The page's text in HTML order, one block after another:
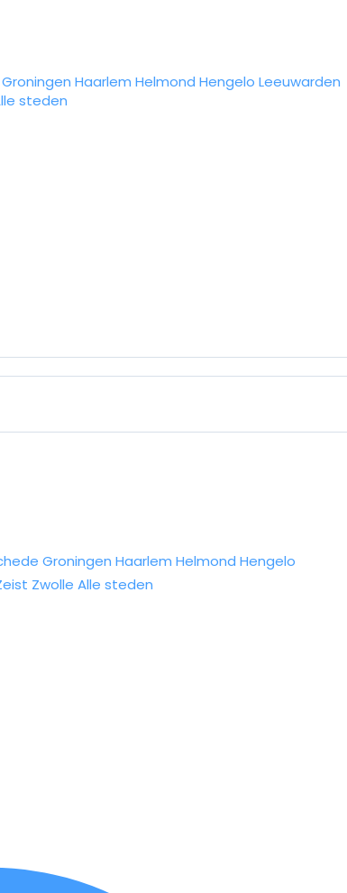
Groningen Haarlem Helmond Hengelo Leeuwarden
steden
Groningen Haarlem Helmond Hengelo
Zwolle Alle steden